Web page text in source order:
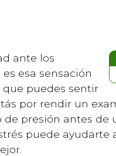
ante los
esa sensación
que puedes sentir
por rendir un
de presión antes de
puede ayudarte